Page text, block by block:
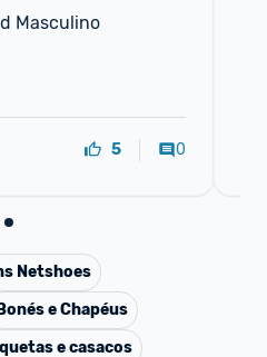
Masculino
5 0
Netshoes
Bonés e Chapéus
e casacos